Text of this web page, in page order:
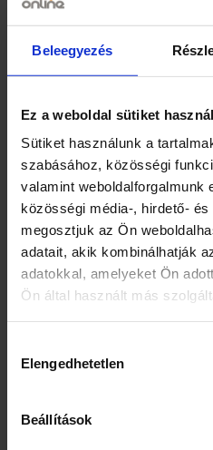
Beleegyezés
Ez a weboldal sütiket használ
Sütiket használunk a
szabásához, közösségi
valamint weboldalforgalmunk
közösségi média-, hirdető-
megosztjuk az Ön
adatait, akik kombinálhatják
adatokkal, amelyeket Ön
Ön által használt más
kiválasztása
Elengedhetetlen
Beállítások
30,5 cm x 22,3 cm x 6 cm.
építőelemek,- blokkok
négyzetekkel,
háromszögekkel,- fa
gyermek
csatlakozók,- kép
Kapcsolódó